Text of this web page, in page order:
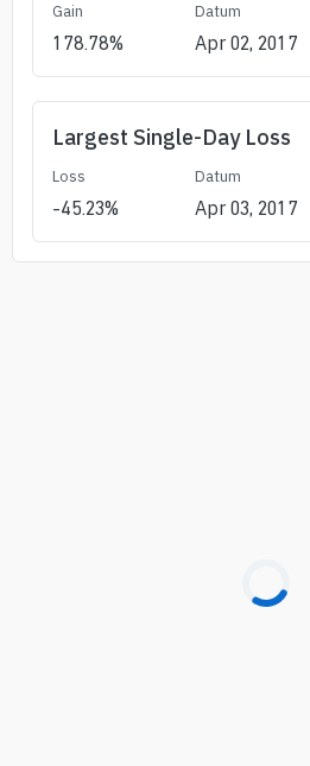
Gain
178.78%
Datum
Apr 02, 2017
Largest Single-Day Loss
Loss
-45.23%
Datum
Apr 03, 2017